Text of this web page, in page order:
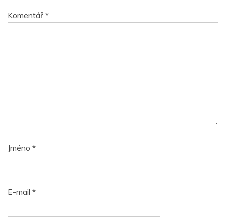
Komentář *
Jméno *
E-mail *